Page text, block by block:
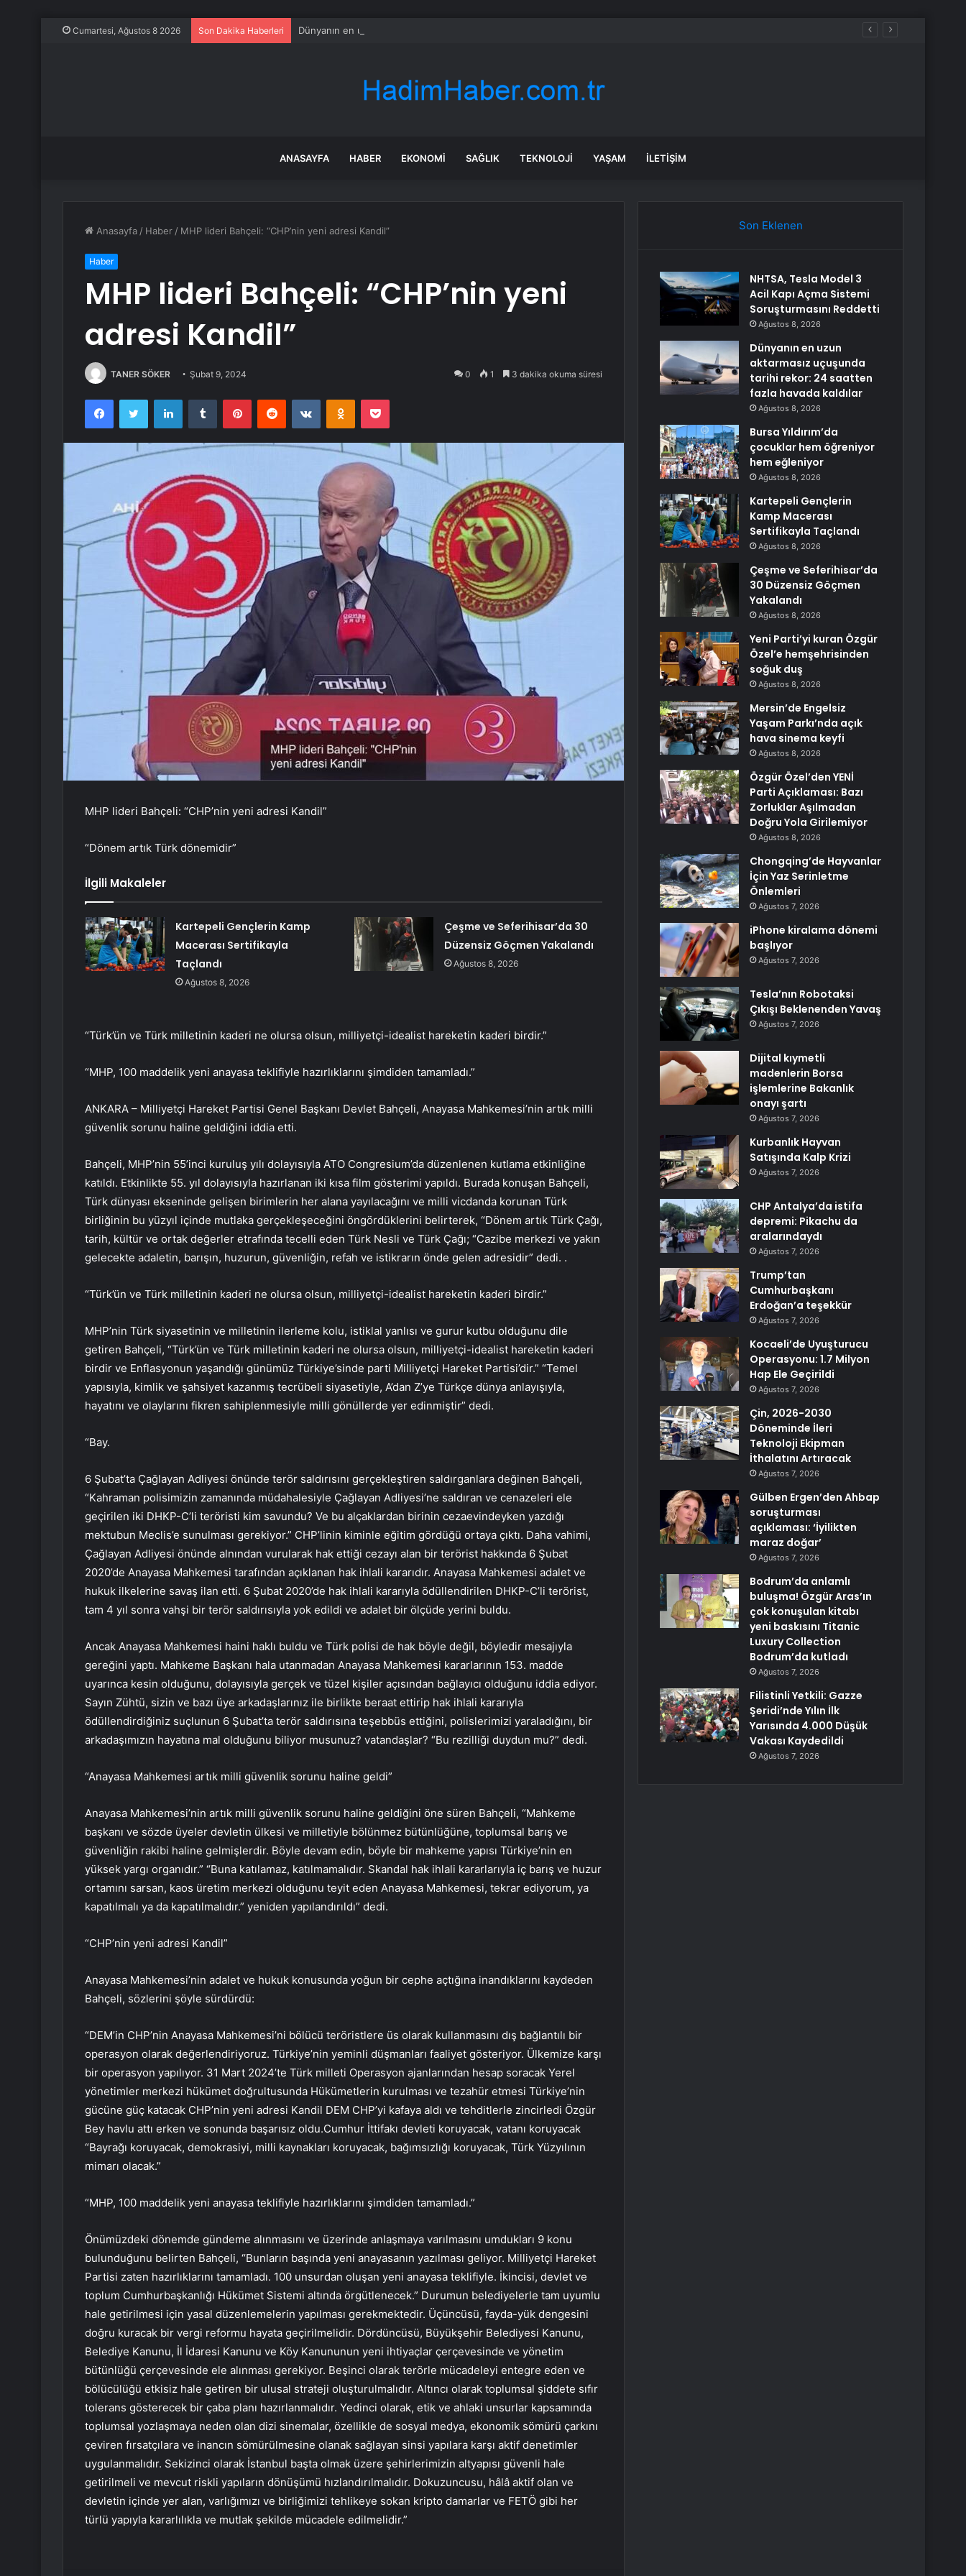
Cumartesi, Ağustos 8 2026 Son Dakika Haberleri Dünyanın en uzun aktarmasız uçuşunda tarihi rekor: 24 saatten fazla havada kaldılar
ANASAYFA HABER EKONOMI SAĞLIK TEKNOLOJI YAŞAM İLETIŞIM
Anasayfa / Haber / MHP lideri Bahçeli: “CHP’nin yeni adresi Kandil”
Haber
MHP lideri Bahçeli: “CHP’nin yeni
adresi Kandil”
TANER SÖKER Şubat 9, 2024 0 1 3 dakika okuma süresi
FacebookTwitter LinkedInTumblr PinterestReddit VKontakteOdnoklassniki
Pocket
MHP lideri Bahçeli: “CHP’nin yeni adresi Kandil”
“Dönem artık Türk dönemidir”
İlgili Makaleler
Kartepeli Gençlerin Kamp
Macerası Sertifikayla
Taçlandı
Ağustos 8, 2026
Çeşme ve Seferihisar’da 30
Düzensiz Göçmen Yakalandı
Ağustos 8, 2026
“Türk’ün ve Türk milletinin kaderi ne olursa olsun, milliyetçi-idealist hareketin kaderi birdir.”
“MHP, 100 maddelik yeni anayasa teklifiyle hazırlıklarını şimdiden tamamladı.”
ANKARA – Milliyetçi Hareket Partisi Genel Başkanı Devlet Bahçeli, Anayasa Mahkemesi’nin artık milli
güvenlik sorunu haline geldiğini iddia etti.
Bahçeli, MHP’nin 55’inci kuruluş yılı dolayısıyla ATO Congresium’da düzenlenen kutlama etkinliğine
katıldı. Etkinlikte 55. yıl dolayısıyla hazırlanan iki kısa film gösterimi yapıldı. Burada konuşan Bahçeli,
Türk dünyası ekseninde gelişen birimlerin her alana yayılacağını ve milli vicdanda korunan Türk
birliğinin bu yüzyıl içinde mutlaka gerçekleşeceğini öngördüklerini belirterek, “Dönem artık Türk Çağı,
tarih, kültür ve ortak değerler etrafında tecelli eden Türk Nesli ve Türk Çağı; “Cazibe merkezi ve yakın
gelecekte adaletin, barışın, huzurun, güvenliğin, refah ve istikrarın önde gelen adresidir” dedi. .
“Türk’ün ve Türk milletinin kaderi ne olursa olsun, milliyetçi-idealist hareketin kaderi birdir.”
MHP’nin Türk siyasetinin ve milletinin ilerleme kolu, istiklal yanlısı ve gurur kutbu olduğunu dile
getiren Bahçeli, “Türk’ün ve Türk milletinin kaderi ne olursa olsun, milliyetçi-idealist hareketin kaderi
birdir ve Enflasyonun yaşandığı günümüz Türkiye’sinde parti Milliyetçi Hareket Partisi’dir.” “Temel
yapısıyla, kimlik ve şahsiyet kazanmış tecrübeli siyasetiyle, A’dan Z’ye Türkçe dünya anlayışıyla,
hayatını ve olaylarını fikren sahiplenmesiyle milli gönüllerde yer edinmiştir” dedi.
“Bay.
6 Şubat’ta Çağlayan Adliyesi önünde terör saldırısını gerçekleştiren saldırganlara değinen Bahçeli,
“Kahraman polisimizin zamanında müdahalesiyle Çağlayan Adliyesi’ne saldıran ve cenazeleri ele
geçirilen iki DHKP-C’li teröristi kim savundu? Ve bu alçaklardan birinin cezaevindeyken yazdığı
mektubun Meclis’e sunulması gerekiyor.” CHP’linin kiminle eğitim gördüğü ortaya çıktı. Daha vahimi,
Çağlayan Adliyesi önünde alnından vurularak hak ettiği cezayı alan bir terörist hakkında 6 Şubat
2020’de Anayasa Mahkemesi tarafından açıklanan hak ihlali kararıdır. Anayasa Mahkemesi adalet ve
hukuk ilkelerine savaş ilan etti. 6 Şubat 2020’de hak ihlali kararıyla ödüllendirilen DHKP-C’li terörist,
tam 4 yıl sonra vahşi bir terör saldırısıyla yok edildi ve adalet bir ölçüde yerini buldu.
Ancak Anayasa Mahkemesi haini haklı buldu ve Türk polisi de hak böyle değil, böyledir mesajıyla
gereğini yaptı. Mahkeme Başkanı hala utanmadan Anayasa Mahkemesi kararlarının 153. madde
uyarınca kesin olduğunu, dolayısıyla gerçek ve tüzel kişiler açısından bağlayıcı olduğunu iddia ediyor.
Sayın Zühtü, sizin ve bazı üye arkadaşlarınız ile birlikte beraat ettirip hak ihlali kararıyla
ödüllendirdiğiniz suçlunun 6 Şubat’ta terör saldırısına teşebbüs ettiğini, polislerimizi yaraladığını, bir
arkadaşımızın hayatına mal olduğunu biliyor musunuz? vatandaşlar? “Bu rezilliği duydun mu?” dedi.
“Anayasa Mahkemesi artık milli güvenlik sorunu haline geldi”
Anayasa Mahkemesi’nin artık milli güvenlik sorunu haline geldiğini öne süren Bahçeli, “Mahkeme
başkanı ve sözde üyeler devletin ülkesi ve milletiyle bölünmez bütünlüğüne, toplumsal barış ve
güvenliğin rakibi haline gelmişlerdir. Böyle devam edin, böyle bir mahkeme yapısı Türkiye’nin en
yüksek yargı organıdır.” “Buna katılamaz, katılmamalıdır. Skandal hak ihlali kararlarıyla iç barış ve huzur
ortamını sarsan, kaos üretim merkezi olduğunu teyit eden Anayasa Mahkemesi, tekrar ediyorum, ya
kapatılmalı ya da kapatılmalıdır.” yeniden yapılandırıldı” dedi.
“CHP’nin yeni adresi Kandil”
Anayasa Mahkemesi’nin adalet ve hukuk konusunda yoğun bir cephe açtığına inandıklarını kaydeden
Bahçeli, sözlerini şöyle sürdürdü:
“DEM’in CHP’nin Anayasa Mahkemesi’ni bölücü teröristlere üs olarak kullanmasını dış bağlantılı bir
operasyon olarak değerlendiriyoruz. Türkiye’nin yeminli düşmanları faaliyet gösteriyor. Ülkemize karşı
bir operasyon yapılıyor. 31 Mart 2024’te Türk milleti Operasyon ajanlarından hesap soracak Yerel
yönetimler merkezi hükümet doğrultusunda Hükümetlerin kurulması ve tezahür etmesi Türkiye’nin
gücüne güç katacak CHP’nin yeni adresi Kandil DEM CHP’yi kafaya aldı ve tehditlerle zincirledi Özgür
Bey havlu attı erken ve sonunda başarısız oldu.Cumhur İttifakı devleti koruyacak, vatanı koruyacak
“Bayrağı koruyacak, demokrasiyi, milli kaynakları koruyacak, bağımsızlığı koruyacak, Türk Yüzyılının
mimarı olacak.”
“MHP, 100 maddelik yeni anayasa teklifiyle hazırlıklarını şimdiden tamamladı.”
Önümüzdeki dönemde gündeme alınmasını ve üzerinde anlaşmaya varılmasını umdukları 9 konu
bulunduğunu belirten Bahçeli, “Bunların başında yeni anayasanın yazılması geliyor. Milliyetçi Hareket
Partisi zaten hazırlıklarını tamamladı. 100 unsurdan oluşan yeni anayasa teklifiyle. İkincisi, devlet ve
toplum Cumhurbaşkanlığı Hükümet Sistemi altında örgütlenecek.” Durumun belediyelerle tam uyumlu
hale getirilmesi için yasal düzenlemelerin yapılması gerekmektedir. Üçüncüsü, fayda-yük dengesini
doğru kuracak bir vergi reformu hayata geçirilmelidir. Dördüncüsü, Büyükşehir Belediyesi Kanunu,
Belediye Kanunu, İl İdaresi Kanunu ve Köy Kanununun yeni ihtiyaçlar çerçevesinde ve yönetim
bütünlüğü çerçevesinde ele alınması gerekiyor. Beşinci olarak terörle mücadeleyi entegre eden ve
bölücülüğü etkisiz hale getiren bir ulusal strateji oluşturulmalıdır. Altıncı olarak toplumsal şiddete sıfır
tolerans gösterecek bir çaba planı hazırlanmalıdır. Yedinci olarak, etik ve ahlaki unsurlar kapsamında
toplumsal yozlaşmaya neden olan dizi sinemalar, özellikle de sosyal medya, ekonomik sömürü çarkını
çeviren fırsatçılara ve inancın sömürülmesine olanak sağlayan sinsi yapılara karşı aktif denetimler
uygulanmalıdır. Sekizinci olarak İstanbul başta olmak üzere şehirlerimizin altyapısı güvenli hale
getirilmeli ve mevcut riskli yapıların dönüşümü hızlandırılmalıdır. Dokuzuncusu, hâlâ aktif olan ve
devletin içinde yer alan, varlığımızı ve birliğimizi tehlikeye sokan kripto damarlar ve FETÖ gibi her
türlü yapıyla kararlılıkla ve mutlak şekilde mücadele edilmelidir.”
Son Eklenen
NHTSA, Tesla Model 3
Acil Kapı Açma Sistemi
Soruşturmasını Reddetti
Ağustos 8, 2026
Dünyanın en uzun
aktarmasız uçuşunda
tarihi rekor: 24 saatten
fazla havada kaldılar
Ağustos 8, 2026
Bursa Yıldırım’da
çocuklar hem öğreniyor
hem eğleniyor
Ağustos 8, 2026
Kartepeli Gençlerin
Kamp Macerası
Sertifikayla Taçlandı
Ağustos 8, 2026
Çeşme ve Seferihisar’da
30 Düzensiz Göçmen
Yakalandı
Ağustos 8, 2026
Yeni Parti’yi kuran Özgür
Özel’e hemşehrisinden
soğuk duş
Ağustos 8, 2026
Mersin’de Engelsiz
Yaşam Parkı’nda açık
hava sinema keyfi
Ağustos 8, 2026
Özgür Özel’den YENİ
Parti Açıklaması: Bazı
Zorluklar Aşılmadan
Doğru Yola Girilemiyor
Ağustos 8, 2026
Chongqing’de Hayvanlar
İçin Yaz Serinletme
Önlemleri
Ağustos 7, 2026
iPhone kiralama dönemi
başlıyor
Ağustos 7, 2026
Tesla’nın Robotaksi
Çıkışı Beklenenden Yavaş
Ağustos 7, 2026
Dijital kıymetli
madenlerin Borsa
işlemlerine Bakanlık
onayı şartı
Ağustos 7, 2026
Kurbanlık Hayvan
Satışında Kalp Krizi
Ağustos 7, 2026
CHP Antalya’da istifa
depremi: Pikachu da
aralarındaydı
Ağustos 7, 2026
Trump’tan
Cumhurbaşkanı
Erdoğan’a teşekkür
Ağustos 7, 2026
Kocaeli’de Uyuşturucu
Operasyonu: 1.7 Milyon
Hap Ele Geçirildi
Ağustos 7, 2026
Çin, 2026-2030
Döneminde İleri
Teknoloji Ekipman
İthalatını Artıracak
Ağustos 7, 2026
Gülben Ergen’den Ahbap
soruşturması
açıklaması: ‘İyilikten
maraz doğar’
Ağustos 7, 2026
Bodrum’da anlamlı
buluşma! Özgür Aras’ın
çok konuşulan kitabı
yeni baskısını Titanic
Luxury Collection
Bodrum’da kutladı
Ağustos 7, 2026
Filistinli Yetkili: Gazze
Şeridi’nde Yılın İlk
Yarısında 4.000 Düşük
Vakası Kaydedildi
Ağustos 7, 2026